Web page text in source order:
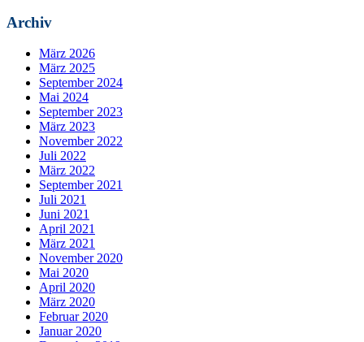
Archiv
März 2026
März 2025
September 2024
Mai 2024
September 2023
März 2023
November 2022
Juli 2022
März 2022
September 2021
Juli 2021
Juni 2021
April 2021
März 2021
November 2020
Mai 2020
April 2020
März 2020
Februar 2020
Januar 2020